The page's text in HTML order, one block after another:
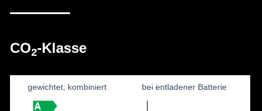
CO2-Klasse
gewichtet, kombiniert bei entladener Batterie